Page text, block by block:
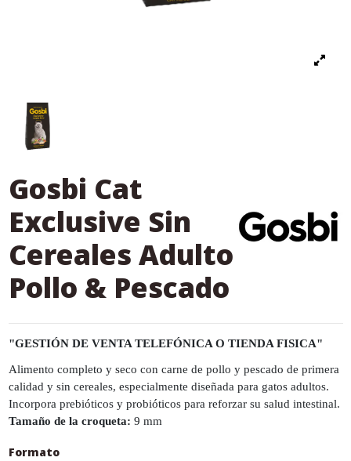
Gosbi Cat
Exclusive Sin
Cereales Adulto
Pollo & Pescado
"GESTIÓN DE VENTA TELEFÓNICA O TIENDA FISICA"
Alimento completo y seco con carne de pollo y pescado de primera
calidad y sin cereales, especialmente diseñada para gatos adultos.
Incorpora prebióticos y probióticos para reforzar su salud intestinal.
Tamaño de la croqueta: 9 mm
Formato